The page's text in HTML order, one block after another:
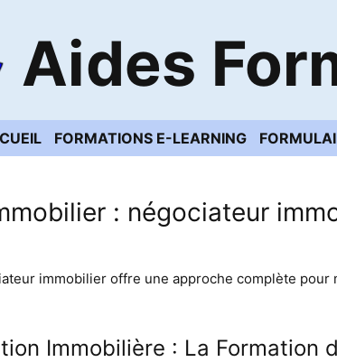
Aides
FORMATIONS E-LEARNING
: négociateur
immobilier offre une approche complète pour
Immobilière : La Formation